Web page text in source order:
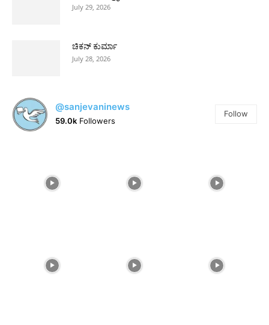
July 29, 2026
ಚಿಕನ್ ಕುರ್ಮಾ
July 28, 2026
@sanjevaninews
59.0k Followers
Follow